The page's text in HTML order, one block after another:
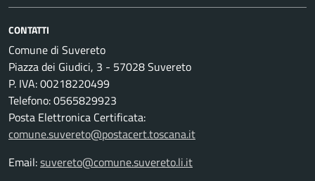
CONTATTI
Comune di Suvereto
Piazza dei Giudici, 3 - 57028 Suvereto
P. IVA: 00218220499
Telefono: 0565829923
Posta Elettronica Certificata:
comune.suvereto@postacert.toscana.it
Email:suvereto@comune.suvereto.li.it